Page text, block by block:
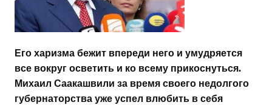
Его харизма бежит впереди него и умудряется
все вокруг осветить и ко всему прикоснуться.
Михаил Саакашвили за время своего недолгого
губернаторства уже успел влюбить в себя